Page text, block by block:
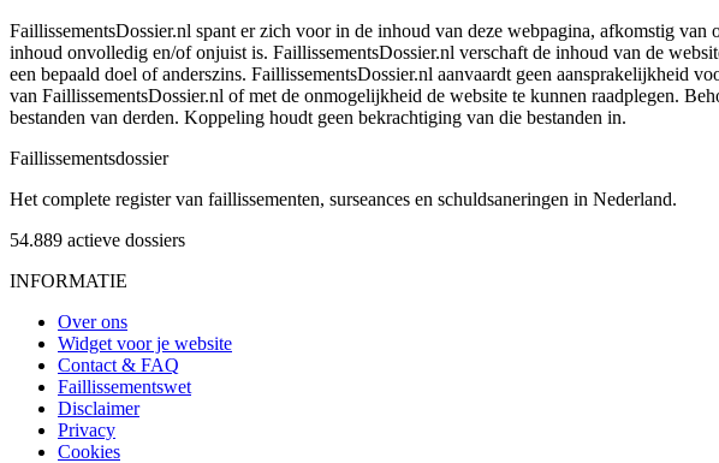
FaillissementsDossier.nl spant er zich voor in de inhoud van deze webpagina, afkomstig
inhoud onvolledig en/of onjuist is. FaillissementsDossier.nl verschaft de inhoud van de
een bepaald doel of anderszins. FaillissementsDossier.nl aanvaardt geen
van FaillissementsDossier.nl of met de onmogelijkheid de website te kunnen raadplegen.
bestanden van derden. Koppeling houdt geen bekrachtiging van die bestanden in.
Faillissementsdossier
Het complete register van faillissementen, surseances en schuldsaneringen in Nederland.
54.889 actieve dossiers
INFORMATIE
Over ons
Widget voor je website
Contact & FAQ
Faillissementswet
Disclaimer
Privacy
Cookies